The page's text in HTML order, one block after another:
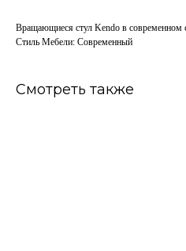
Вращающиеся стул Kendo в современном
Стиль Мебели: Cовременный
Смотреть также